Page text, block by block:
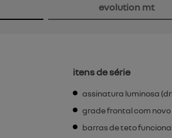
evolution mt
itens de série
assinatura luminosa
grade frontal com
barras de teto